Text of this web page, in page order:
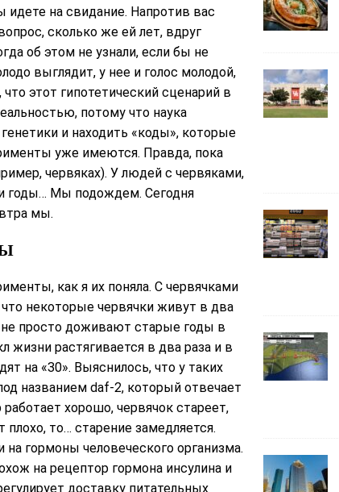
идете на свидание. Напротив вас
сколько же ей лет, вдруг
об этом не узнали, если бы не
выглядит, у нее и голос молодой,
этот гипотетический сценарий в
потому что наука
и находить «коды», которые
уже имеются. Правда, пока
червяках). У людей с червяками,
годы… Мы подождем. Сегодня
мы.
как я их поняла. С червячками
некоторые червячки живут в два
просто доживают старые годы в
жизни растягивается в два раза и в
на «30». Выяснилось, что у таких
названием daf-2, который отвечает
хорошо, червячок стареет,
то… старение замедляется.
гормоны человеческого организма.
на рецептор гормона инсулина и
доставку питательных